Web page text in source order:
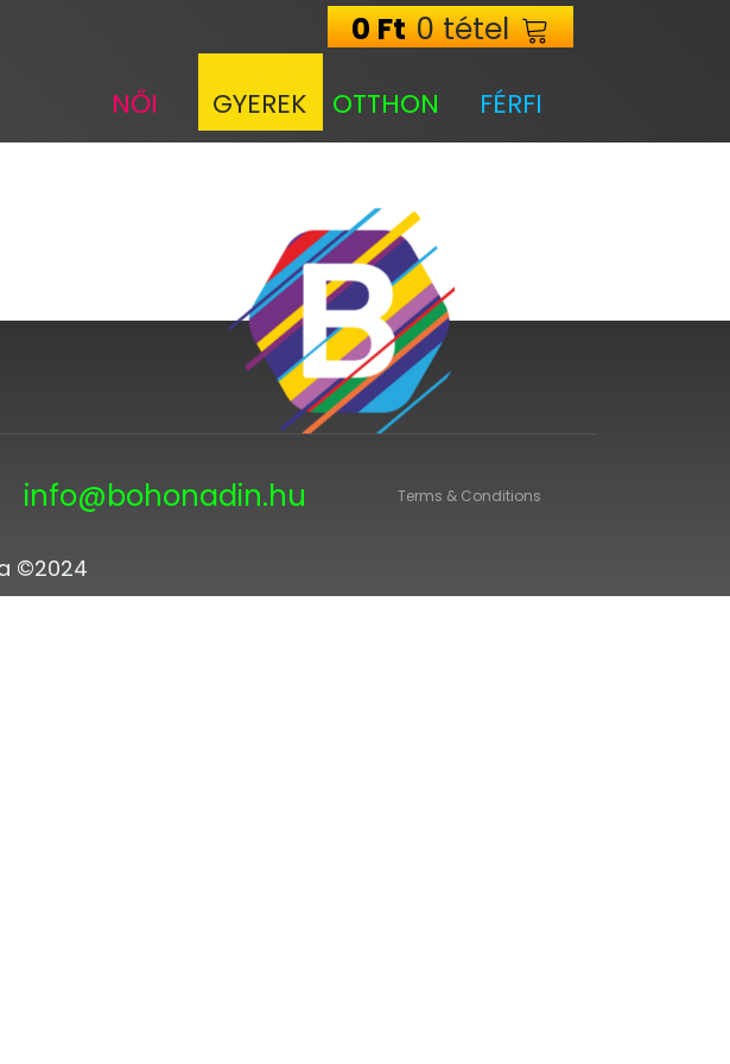
0Ft 0 tétel
NŐI GYEREK OTTHON FÉRFI
info@bohonadin.hu Terms & Conditions
©2024